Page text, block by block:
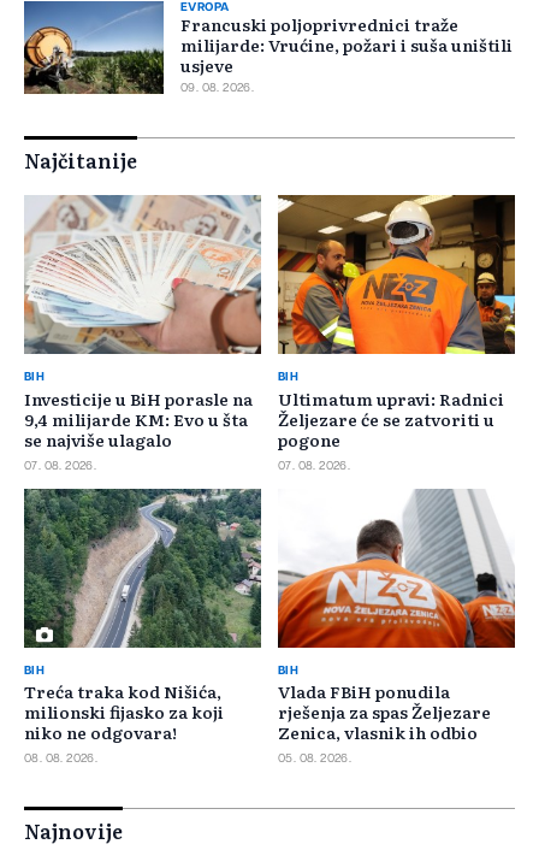
EVROPA
Francuski poljoprivrednici traže
milijarde: Vrućine, požari i suša uništili
usjeve
09. 08. 2026.
Najčitanije
BIH
Investicije u BiH porasle na
9,4 milijarde KM: Evo u šta
se najviše ulagalo
07. 08. 2026.
BIH
Ultimatum upravi: Radnici
Željezare će se zatvoriti u
pogone
07. 08. 2026.
BIH
Treća traka kod Nišića,
milionski fijasko za koji
niko ne odgovara!
08. 08. 2026.
BIH
Vlada FBiH ponudila
rješenja za spas Željezare
Zenica, vlasnik ih odbio
05. 08. 2026.
Najnovije